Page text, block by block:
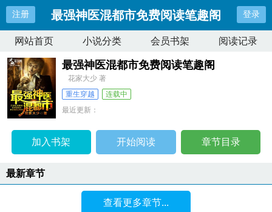
注册 最强神医混都市免费阅读笔趣阁 登录
网站首页 小说分类 会员书架 阅读记录
最强神医混都市免费阅读笔趣阁
花家大少 著
重生穿越
连载中
最近更新：
加入书架 开始阅读 章节目录
最新章节
查看更多章节...